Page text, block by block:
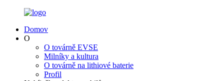
Domov
O
O továrně EVSE
Milníky a kultura
O továrně na lithiové baterie
Profil